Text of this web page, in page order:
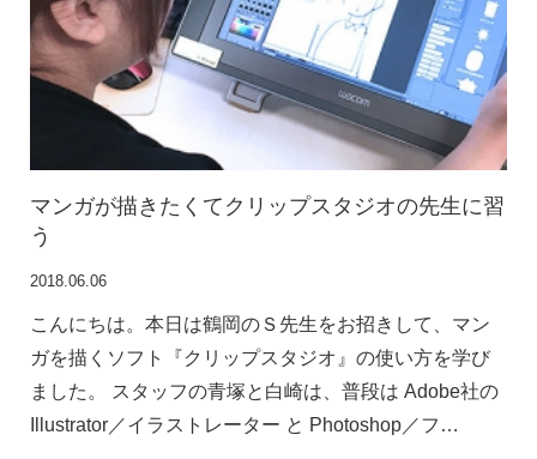
マンガが描きたくてクリップスタジオの先生に習
う
2018.06.06
こんにちは。本日は鶴岡のＳ先生をお招きして、マン
ガを描くソフト『クリップスタジオ』の使い方を学び
ました。 スタッフの青塚と白崎は、普段は Adobe社の
Illustrator／イラストレーター と Photoshop／フ…
ること
悲しい現実…実はそれなりにホームペ
ージは解約されているのです
2026.07.31